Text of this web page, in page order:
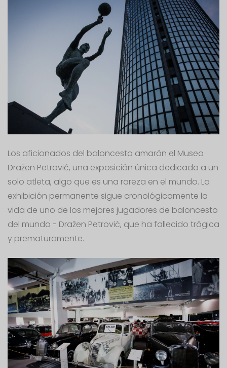
Los aficionados del baloncesto amarán el Museo
Dražen Petrović, una exposición única dedicada a un
solo atleta, algo que es una rareza en el mundo. La
exhibición permanente sigue cronológicamente la
vida de uno de los mejores jugadores de baloncesto
del mundo - Dražen Petrović, que ha fallecido trágica
y prematuramente.